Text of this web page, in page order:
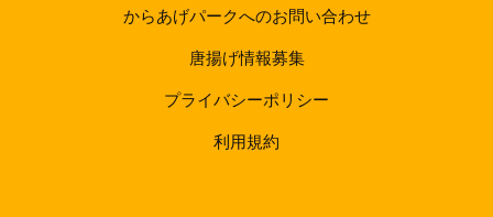
からあげパークへのお問い合わせ
唐揚げ情報募集
プライバシーポリシー
利用規約